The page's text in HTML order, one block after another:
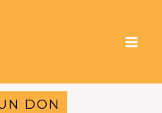
DON